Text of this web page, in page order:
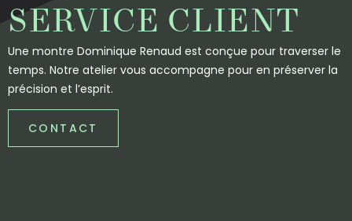
SERVICE CLIENT
Une montre Dominique Renaud est conçue pour traverser le
temps. Notre atelier vous accompagne pour en préserver la
précision et l’esprit.
CONTACT